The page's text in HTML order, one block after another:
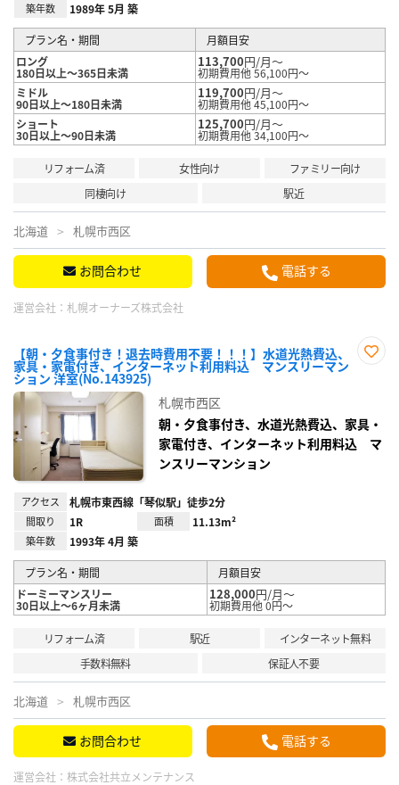
築年数 1989年 5月 築
プラン名・期間
月額目安
ロング
180日以上～365日未満
113,700円/月～
初期費用他 56,100円～
ミドル
90日以上～180日未満
119,700円/月～
初期費用他 45,100円～
ショート
30日以上～90日未満
125,700円/月～
初期費用他 34,100円～
リフォーム済 女性向け
ファミリー向け
同棲向け
駅近
北海道 札幌市西区
お問合わせ 電話する
運営会社： 札幌オーナーズ株式会社
【朝・夕食事付き！退去時費用不要！！！】水道光熱費込、
家具・家電付き、インターネット利用料込 マンスリーマン
ション 洋室(No.143925)
札幌市西区
朝・夕食事付き、水道光熱費込、家具・
家電付き、インターネット利用料込 マ
ンスリーマンション
アクセス 札幌市東西線「琴似駅」徒歩2分
間取り 1R 面積 11.13m²
築年数 1993年 4月 築
プラン名・期間
月額目安
ドーミーマンスリー
30日以上～6ヶ月未満
128,000円/月～
初期費用他 0円～
リフォーム済 駅近
インターネット無料
手数料無料
保証人不要
北海道 札幌市西区
お問合わせ 電話する
運営会社： 株式会社共立メンテナンス